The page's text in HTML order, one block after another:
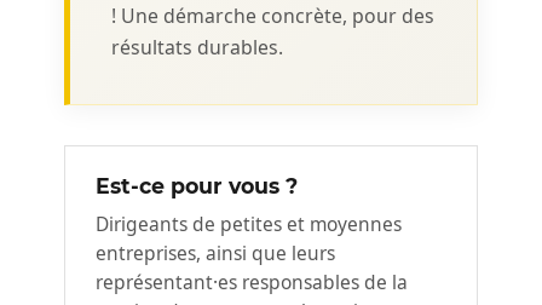
! Une démarche concrète, pour des
résultats durables.
Est-ce pour vous ?
Dirigeants de petites et moyennes
entreprises, ainsi que leurs
représentant·es responsables de la